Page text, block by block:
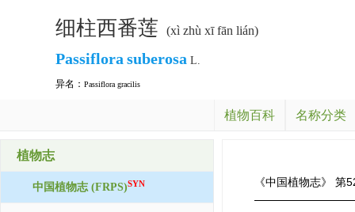
细柱西番莲 (xì zhù xī fān lián)
Passiflora suberosa L.
异名： Passiflora gracilis
植物百科 名称分类
植物志
中国植物志 (FRPS)SYN 《中国植物志》 第